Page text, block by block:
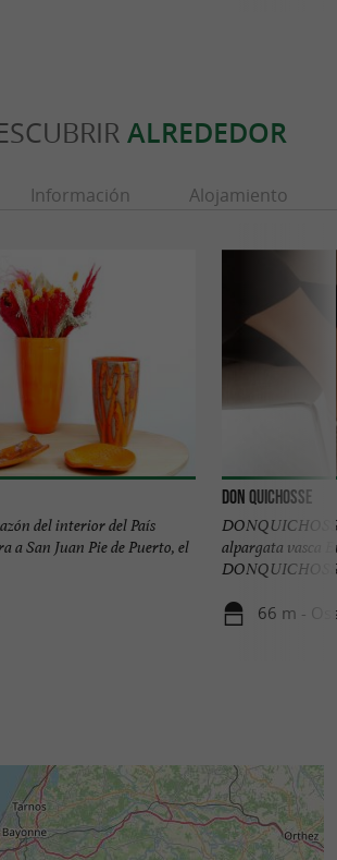
ALREDEDOR
Información Alojamiento
del interior del País
a San Juan Pie de Puerto, el
Don Quichosse
alpargata vasca
66 m -